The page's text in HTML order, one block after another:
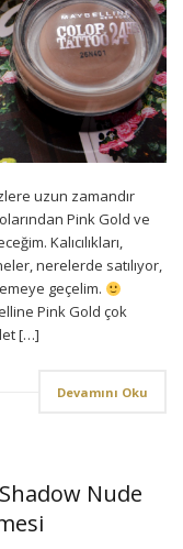
uzun zamandır
Pink Gold ve
Kalıcılıkları,
nerelerde satılıyor,
geçelim.
Pink Gold çok
[…]
Devamını Oku
Nude